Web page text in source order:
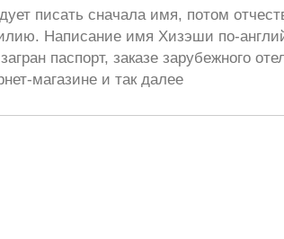
писать сначала имя, потом
Написание имя Хизэши по-
паспорт, заказе зарубежного
магазине и так далее